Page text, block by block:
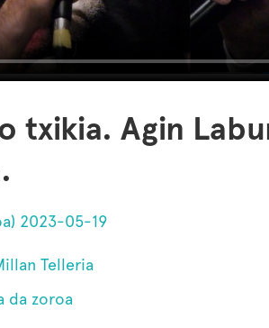
txikia. Agin
2023-05-19
Telleria
da zoroa